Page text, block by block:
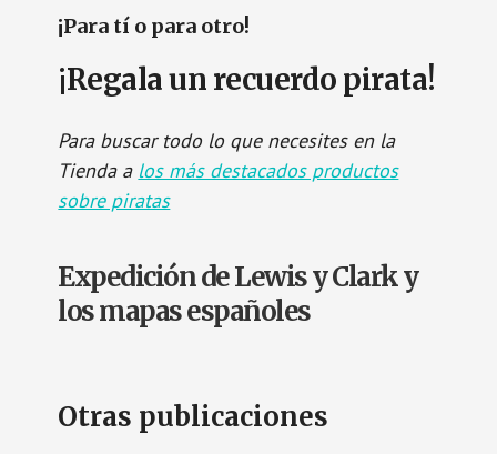
¡Para tí o para otro!
¡Regala un recuerdo pirata!
Para buscar todo lo que necesites en la
Tienda a los más destacados productos
sobre piratas
Expedición de Lewis y Clark y
los mapas españoles
Otras publicaciones